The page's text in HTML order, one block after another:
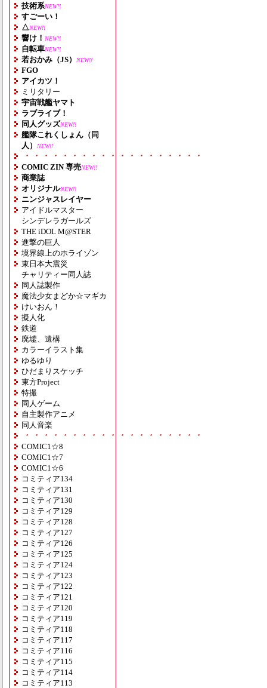
技術系NEW!!
すごーい！
△NEW!!
響け！ NEW!!
自転車NEW!!
若おかみ（JS） NEW!!
FGO
アイカツ！
ミリタリー
宇宙戦艦ヤマト
ラブライブ！
同人グッズNEW!!
艦隊これくしょん（同
人）
NEW!!
・・・・・・・・・・・・・・・・・・・
COMIC ZIN 専売NEW!!
商業誌
オリジナルNEW!!
ニンジャスレイヤー
アイドルマスター
シンデレラガールズ
THE iDOL M@STER
進撃の巨人
境界線上のホライゾン
東日本大震災
チャリティー同人誌
同人誌製作
魔法少女まどか☆マギカ
けいおん！
擬人化
鉄道
廃墟、遺構
カラーイラスト集
ゆるゆり
ひだまりスケッチ
東方Project
特撮
同人ゲーム
自主製作アニメ
同人音楽
・・・・・・・・・・・・・・・・・・・
COMIC1☆8
COMIC1☆7
COMIC1☆6
コミティア134
コミティア131
コミティア130
コミティア129
コミティア128
コミティア127
コミティア126
コミティア125
コミティア124
コミティア123
コミティア122
コミティア121
コミティア120
コミティア119
コミティア118
コミティア117
コミティア116
コミティア115
コミティア114
コミティア113